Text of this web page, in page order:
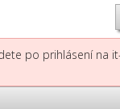
po prihlásení na